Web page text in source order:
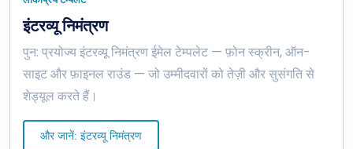
इंटरव्यू निमंत्रण
पुन: प्रयोज्य इंटरव्यू निमंत्रण ईमेल टेम्पलेट — फ़ोन स्क्रीन, ऑन-
साइट और फ़ाइनल राउंड — जो उम्मीदवारों को तेज़ी और सुसंगति से
शेड्यूल करते हैं।
और जानें: इंटरव्यू निमंत्रण